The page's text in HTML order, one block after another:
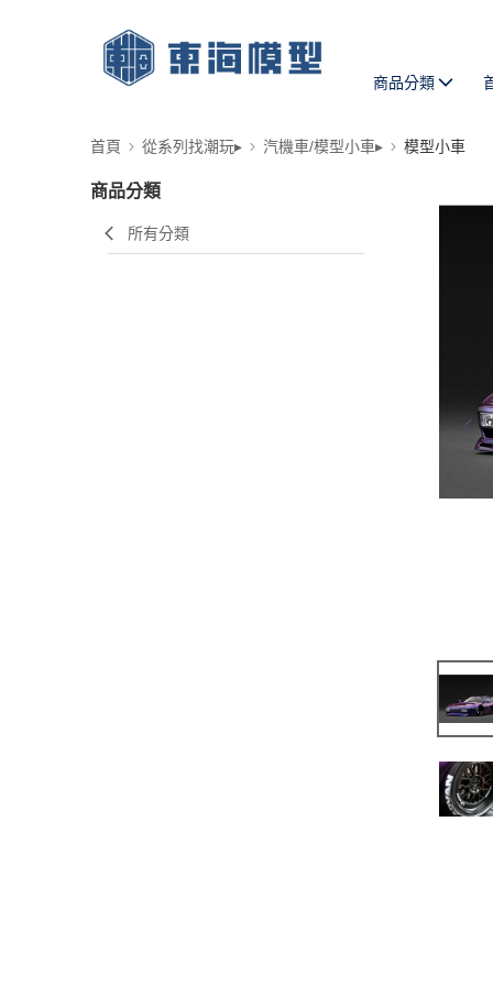
商品分類
首頁 從系列找潮玩▸ 汽機車/模型小車▸ 模型小車
商品分類
所有分類